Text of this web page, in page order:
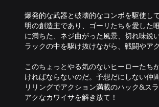
爆発的な武器と破壊的なコンボを駆使し
明の創造主であり、ゴーリたちを愛した
に満ちた、ネジ曲がった風景、切れ味鋭
ラックの中を駆け抜けながら、戦闘やア
このちょっとやる気のないヒーローたち
ければならないのだ。予想だにしない仲
リリングでアクション満載のハック&ス
アクなカワイサを解き放て！